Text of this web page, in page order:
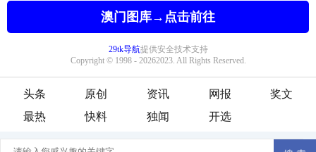
头条 原创 资讯 网报
奖文
最热
快料 独闻 开选